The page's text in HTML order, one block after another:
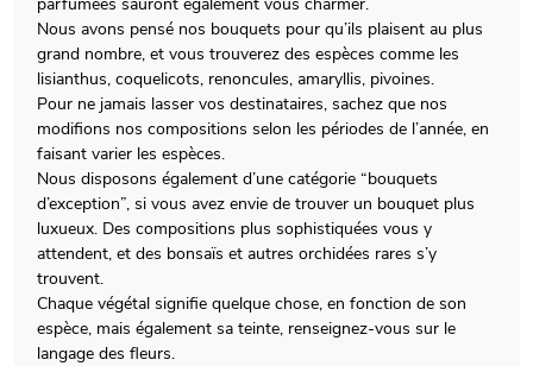
Nous avons pensé nos bouquets pour qu’ils plaisent au plus
grand nombre, et vous trouverez des espèces comme les
lisianthus, coquelicots, renoncules, amaryllis, pivoines.
Pour ne jamais lasser vos destinataires, sachez que nos
modifions nos compositions selon les périodes de l’année, en
faisant varier les espèces.
Nous disposons également d’une catégorie “bouquets
d’exception”, si vous avez envie de trouver un bouquet plus
luxueux. Des compositions plus sophistiquées vous y
attendent, et des bonsaïs et autres orchidées rares s’y
trouvent.
Chaque végétal signifie quelque chose, en fonction de son
espèce, mais également sa teinte, renseignez-vous sur le
langage des fleurs.